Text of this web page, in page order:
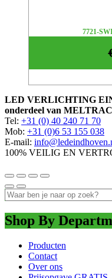
7721-
LED VERLICHTING
onderdeel van
Tel: +31 (0) 40 240 71 70
Mob: +31 (0)6 53 155 038
E-mail:
100% VEILIG EN
Shop By
Producten
Contact
Over ons